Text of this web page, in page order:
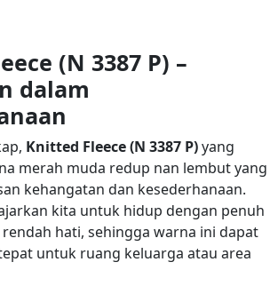
(N 3387 P) –
dalam
Knitted Fleece (N 3387 P)yang
merah muda redup nan lembut yang
kehangatan dan kesederhanaan.
kita untuk hidup dengan penuh
hati, sehingga warna ini dapat
untuk ruang keluarga atau area